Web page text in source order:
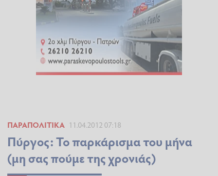
ΠΑΡΑΠΟΛΙΤΙΚΆ 11.04.2012 07:18
Πύργος: Το παρκάρισμα του μήνα
(μη σας πούμε της χρονιάς)